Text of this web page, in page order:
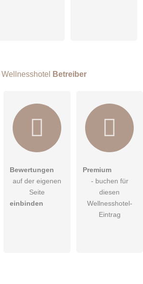
Wellnesshotel Betreiber
Bewertungen
auf der eigenen
Seite
einbinden
Premium
- buchen für
diesen
Wellnesshotel-
Eintrag